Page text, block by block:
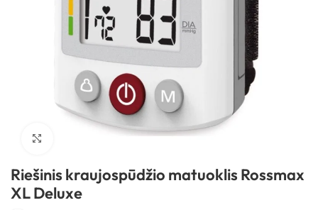
Spustelėkite, kad padidintumėte
Riešinis kraujospūdžio matuoklis Rossmax
XL Deluxe